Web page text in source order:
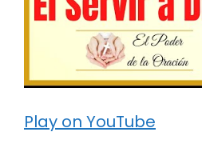
Play on YouTube